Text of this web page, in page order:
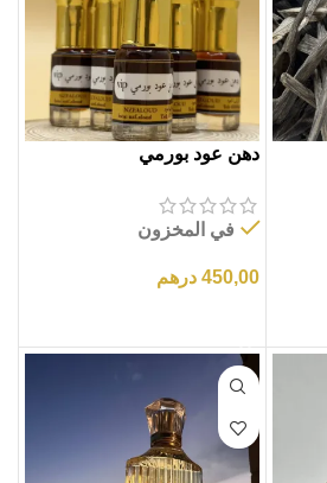
دهن عود بورمي
في المخزون
450,00 درهم